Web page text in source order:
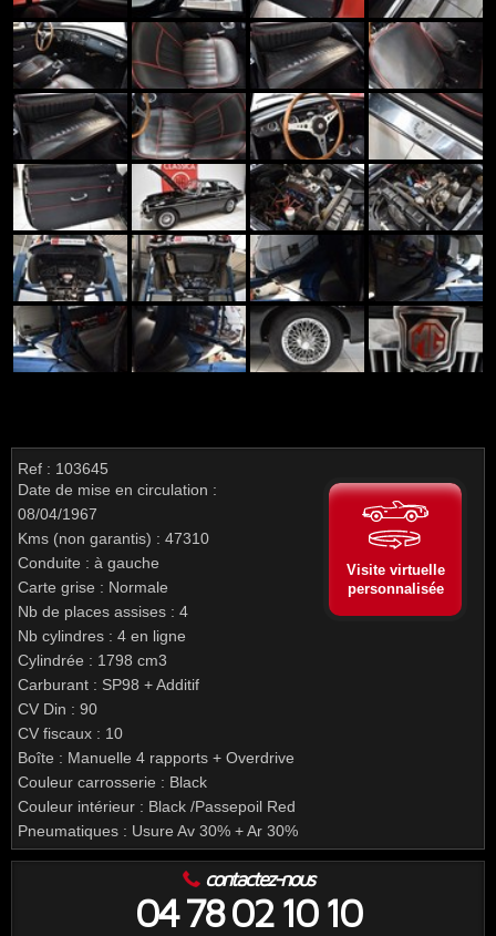
Ref : 103645
Date de mise en circulation :
08/04/1967
Kms (non garantis) : 47310
Conduite : à gauche
Carte grise : Normale
Nb de places assises : 4
Nb cylindres : 4 en ligne
Cylindrée : 1798 cm3
Carburant : SP98 + Additif
CV Din : 90
CV fiscaux : 10
Boîte : Manuelle 4 rapports + Overdrive
Couleur carrosserie : Black
Couleur intérieur : Black /Passepoil Red
Pneumatiques : Usure Av 30% + Ar 30%
Visite virtuelle
personnalisée
contactez-nous
04 78 02 10 10